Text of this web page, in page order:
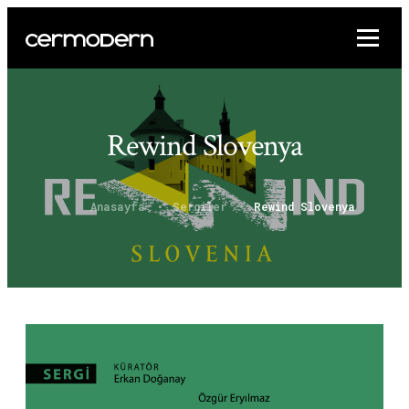
Rewind Slovenya
Anasayfa Sergiler Rewind Slovenya